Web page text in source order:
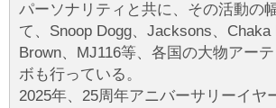
パーソナリティと共に、その活動の
て、Snoop Dogg、Jacksons、Chaka
Brown、MJ116等、各国の大物アー
ボも行っている。
2025年、25周年アニバーサリーイヤ